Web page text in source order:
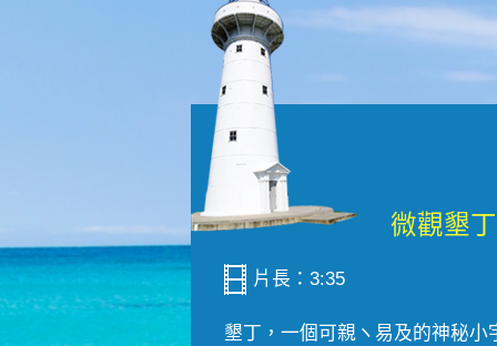
片長：3:35
墾丁，一個可親ヽ易及的神秘小